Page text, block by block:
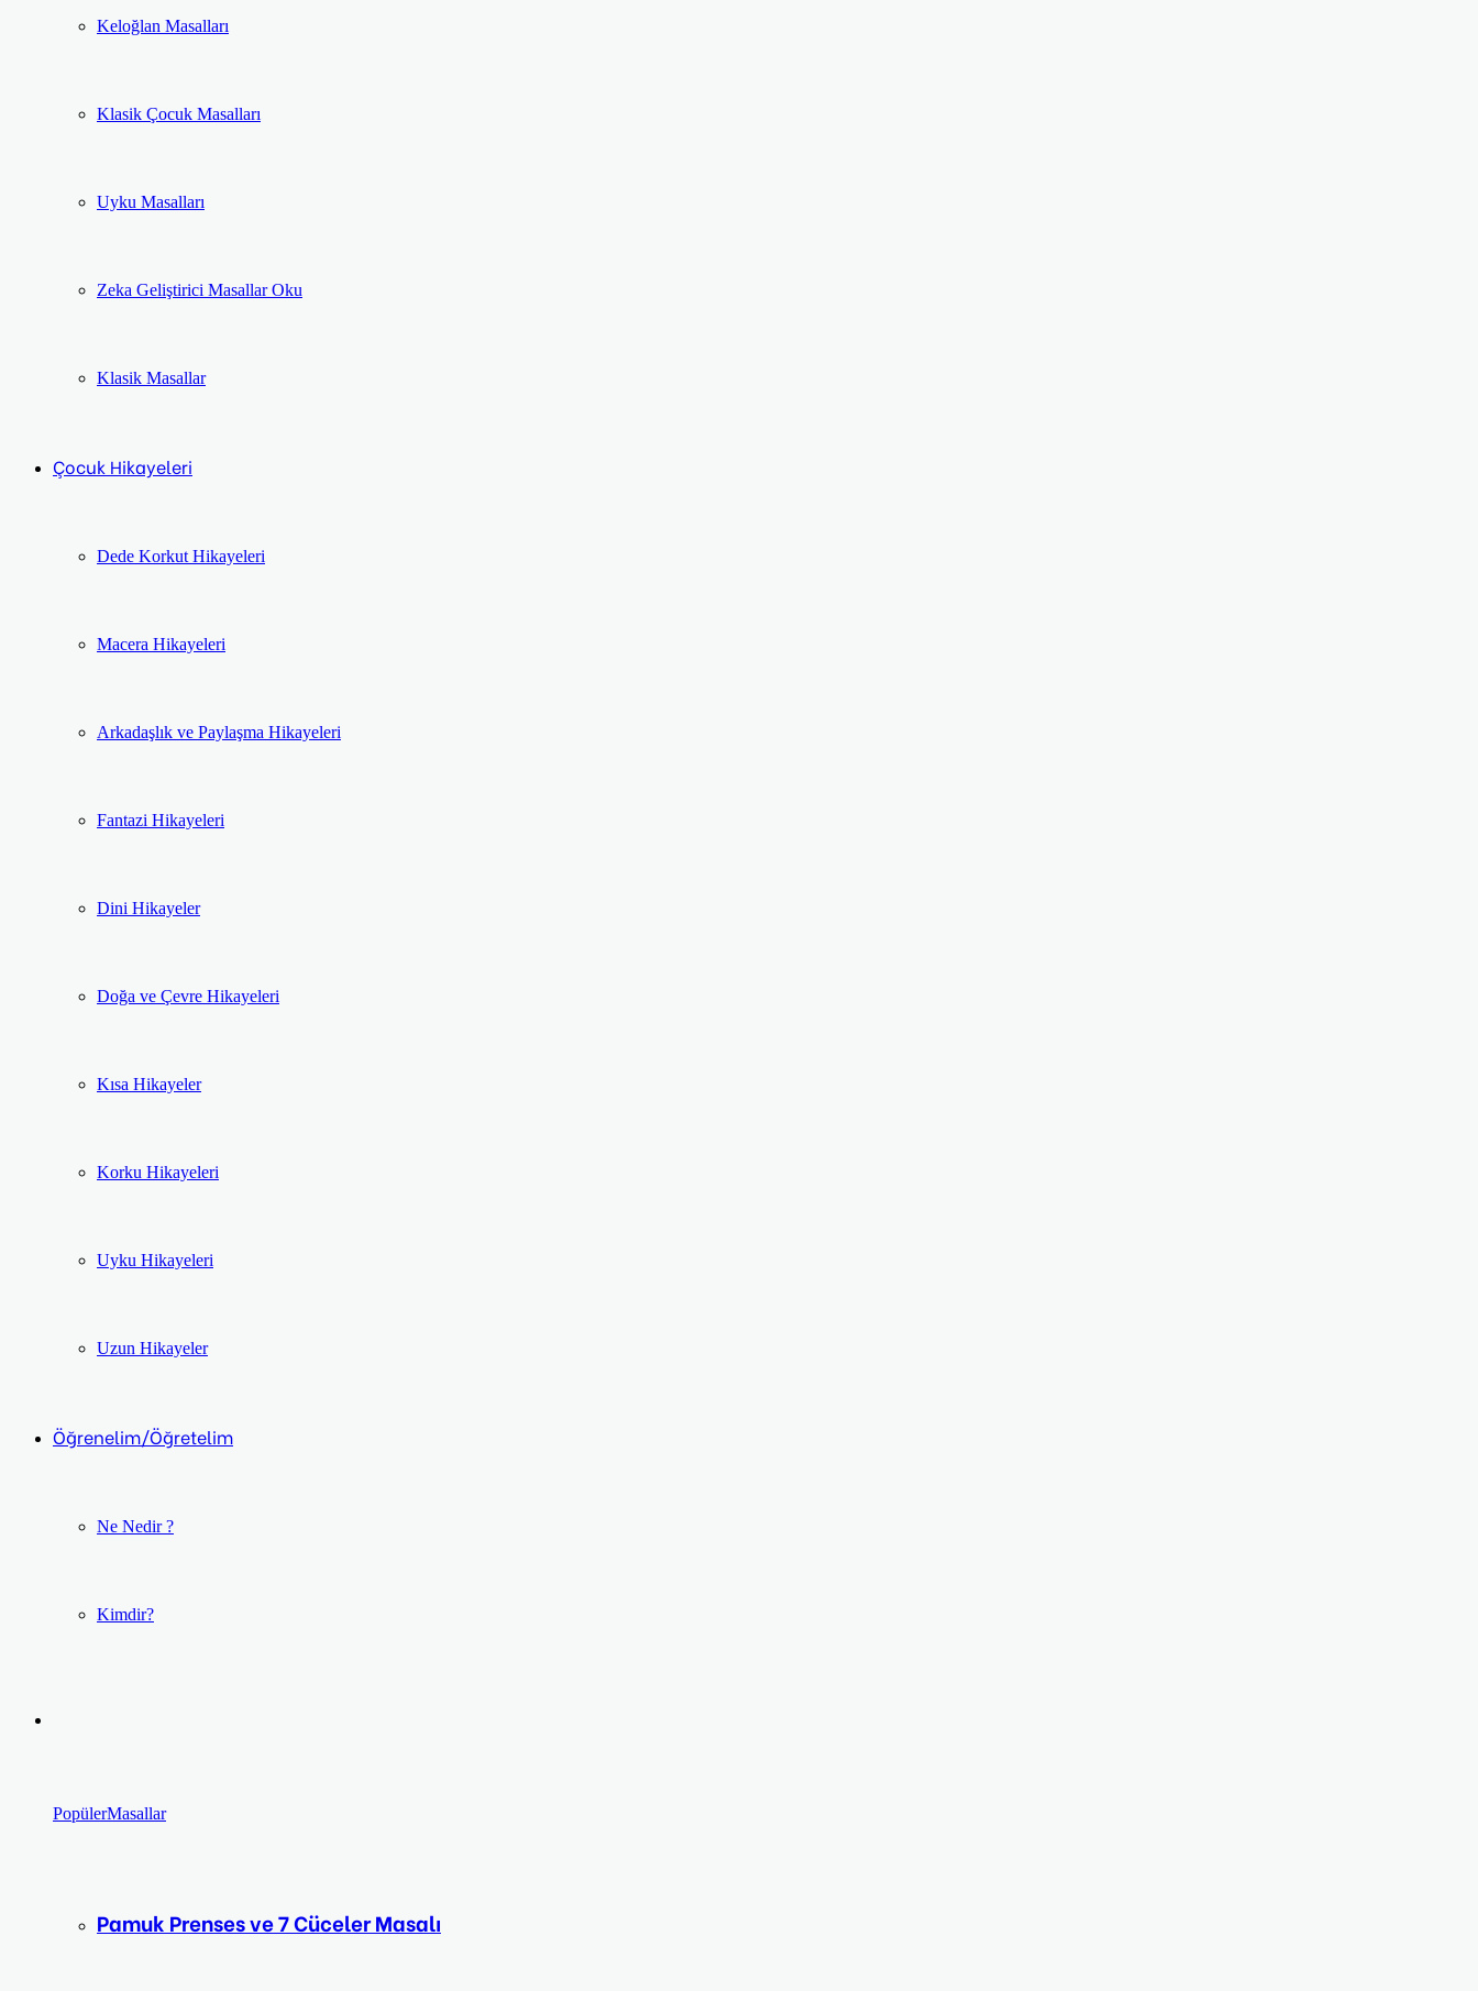
Keloğlan Masalları
Klasik Çocuk Masalları
Uyku Masalları
Zeka Geliştirici Masallar Oku
Klasik Masallar
Çocuk Hikayeleri
Dede Korkut Hikayeleri
Macera Hikayeleri
Arkadaşlık ve Paylaşma Hikayeleri
Fantazi Hikayeleri
Dini Hikayeler
Doğa ve Çevre Hikayeleri
Kısa Hikayeler
Korku Hikayeleri
Uyku Hikayeleri
Uzun Hikayeler
Öğrenelim/Öğretelim
Ne Nedir ?
Kimdir?
PopülerMasallar
Pamuk Prenses ve 7 Cüceler Masalı